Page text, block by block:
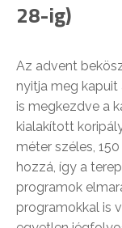
28-ig)
Az advent
nyitja meg kapuit
is megkezdve a
kialakított
méter széles,
hozzá, így a
programok
programokkal is